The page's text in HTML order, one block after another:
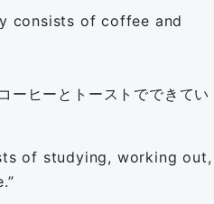
consists of coffee and
ーヒーとトーストでできてい
of studying, working out,